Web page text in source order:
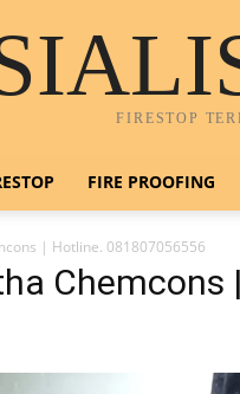
FIRESTOP
FIRE PROOFING
| Hotline. 081807056556
Chemcons